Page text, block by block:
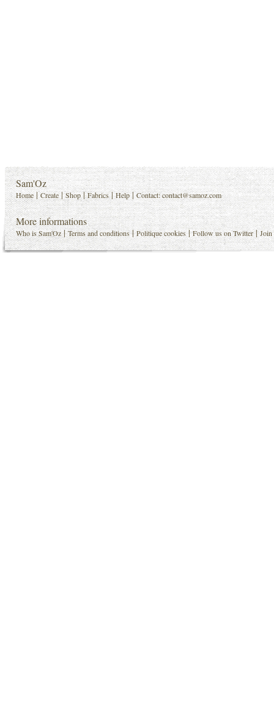
Sam'Oz
Home |Create |Shop |Fabrics |Help |Contact:contact@samoz.com
More informations
Who is Sam'Oz |Terms and conditions |Politique cookies |Follow us on Twitter |Join